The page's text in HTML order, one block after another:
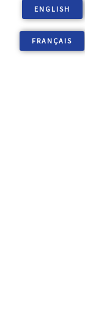
ENGLISH
FRANÇAIS